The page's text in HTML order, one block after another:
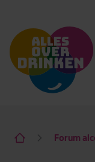
Forum